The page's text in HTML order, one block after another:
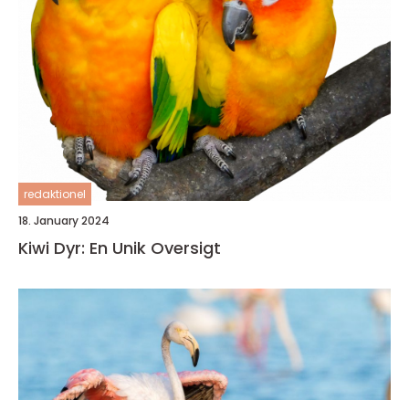
redaktionel
18. January 2024
Kiwi Dyr: En Unik Oversigt